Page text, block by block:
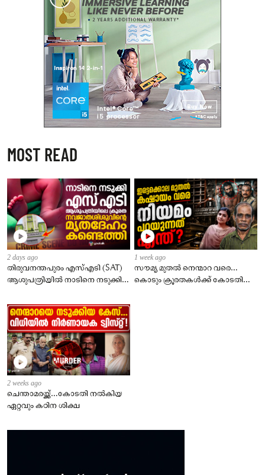
MOST READ
2 days ago
തിരുവനന്തപുരം എസ്എടി (SAT)
ആശുപത്രിയിൽ നാടിനെ നടുക്കിയ
1 week ago
സൗമ്യ മുതൽ നെന്മാറ വരെ…
കൊടും ക്രൂരതകൾക്ക് കോടതി
2 weeks ago
ചെന്താമരയ്ക്ക്…കോടതി നൽകിയ
ഏറ്റവും കഠിന ശിക്ഷ